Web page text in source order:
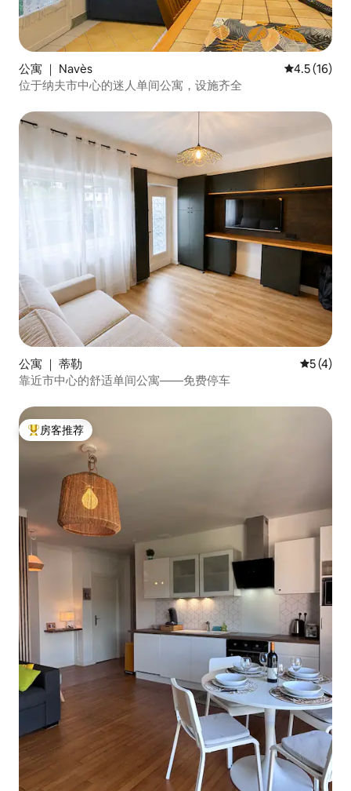
公寓 ｜ Navès 平均评分
4.5 (16)
位于纳夫市中心的迷人单间公寓，设施齐全
公寓 ｜ 蒂勒 平均评分
5 (4)
靠近市中心的舒适单间公寓——免费停车
热门「房客推荐」
房客推荐